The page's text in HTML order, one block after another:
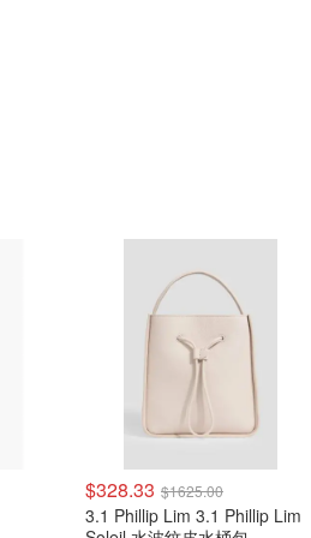
$328.33 $1625.00
3.1 Phillip Lim 3.1 Phillip Lim